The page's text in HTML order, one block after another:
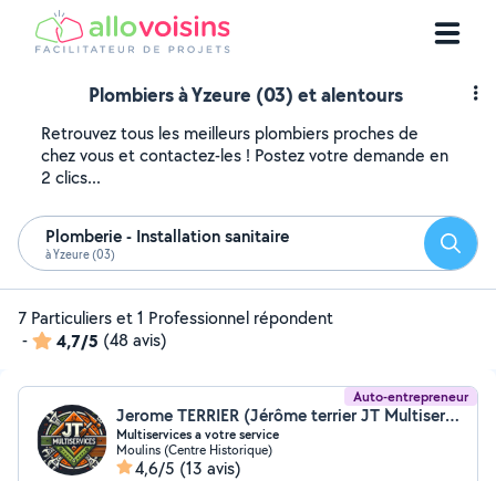
Plombiers à Yzeure (03) et alentours
Retrouvez tous les meilleurs plombiers proches de
chez vous et contactez-les ! Postez votre demande en
2 clics...
Plomberie - Installation sanitaire
à Yzeure (03)
7 Particuliers et 1 Professionnel répondent
-
4,7/5 (48 avis)
Auto-entrepreneur
Jerome TERRIER (Jérôme terrier JT Multiservices)
Multiservices a votre service
Moulins (Centre Historique)
4,6/5 (13 avis)